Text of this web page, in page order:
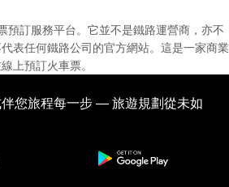
預訂服務平台。它並不是鐵路運營商，亦不
表任何鐵路公司的官方網站。這是一家商業
上預訂火車票。
您旅程每一步 — 旅遊規劃從未如